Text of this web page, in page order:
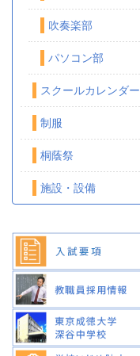
吹奏楽部
パソコン部
スクールカレンダー
制服
桐蔭祭
施設・設備